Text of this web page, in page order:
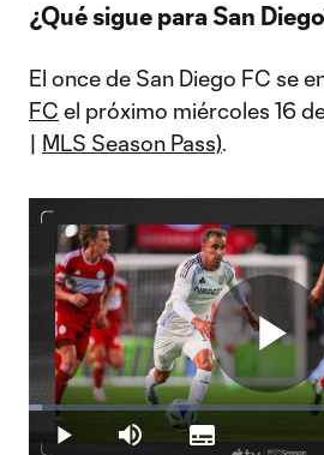
¿Qué sigue para San
El once de San Diego FC se
FC el próximo miércoles 16
| MLS Season Pass).
Play Mute
Loaded:
2.85%
Subtitles